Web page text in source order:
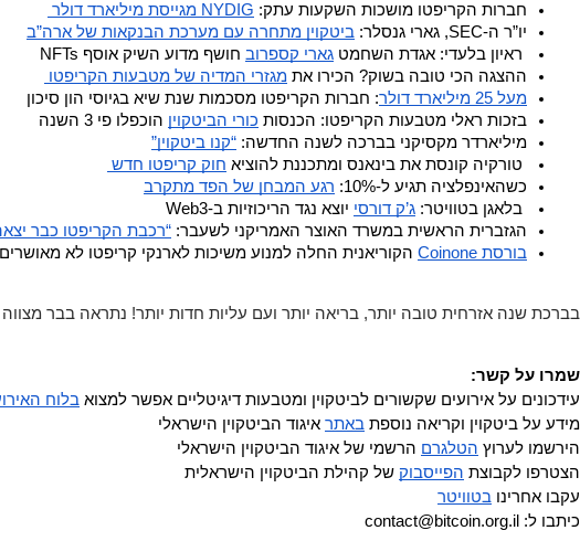
חברות הקריפטו מושכות השקעות עתק: NYDIG מגייסת מיליארד דולר
יו”ר ה-SEC, גארי גנסלר:
ביטקוין מתחרה עם מערכת הבנקאות של ארה”ב
ראיון בלעדי: אגדת השחמט גארי קספרוב חושף מדוע השיק אוסף NFTs
ההצגה הכי טובה בשוק? הכירו את מגזרי המדיה של מטבעות הקריפטו
מעל 25 מיליארד דולר
: חברות הקריפטו מסכמות שנת שיא בגיוסי הון סיכון
בזכות ראלי מטבעות הקריפטו: הכנסות כורי הביטקוין הוכפלו פי 3 השנה
מיליארדר מקסיקני בברכה לשנה החדשה: “קנו ביטקוין”
טורקיה קונסת את בינאנס ומתכננת להוציא חוק קריפטו חדש
כשהאינפלציה תגיע ל-10%:
רגע המבחן של הפד מתקרב
בלאגן בטוויטר: ג’ק דורסי יוצא נגד הריכוזיות ב-Web3
הגזברית הראשית במשרד האוצר האמריקני לשעבר: “רכבת הקריפטו כבר
בורסת Coinone
הקוריאנית החלה למנוע משיכות לארנקי קריפטו לא מאושרים
בברכת שנה אזרחית טובה יותר, בריאה יותר ועם
שמרו על קשר:
עידכונים על אירועים שקשורים לביטקוין ומטבעות דיגיטליים אפשר למצוא בלוח
מידע על ביטקוין וקריאה נוספת באתר איגוד הביטקוין הישראלי
הירשמו לערוץ הטלגרם הרשמי של איגוד הביטקוין הישראלי
הצטרפו לקבוצת הפייסבוק של קהילת הביטקוין הישראלית
עקבו אחרינו בטוויטר
כיתבו ל: contact@bitcoin.org.il